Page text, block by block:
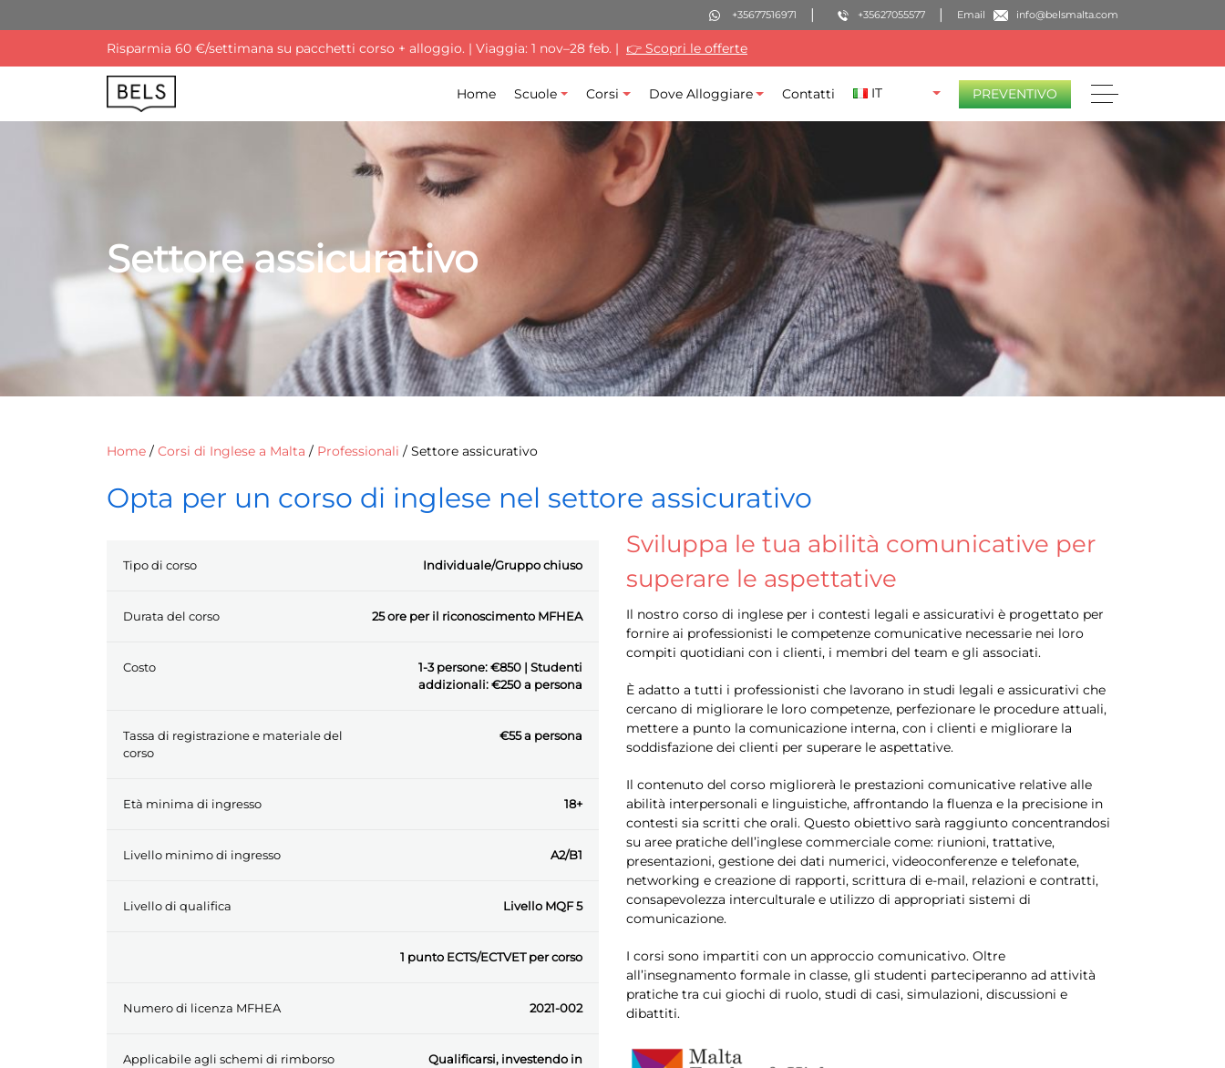
+35677516971 +35627055577 Email info@belsmalta.com
Risparmia 60 €/settimana su pacchetti corso + alloggio. | Viaggia: 1 nov–28 feb. | 👉 Scopri le offerte
Home Scuole Corsi Dove Alloggiare Contatti IT PREVENTIVO
Settore assicurativo
Home / Corsi di Inglese a Malta / Professionali / Settore assicurativo
Opta per un corso di inglese nel settore assicurativo
Tipo di corso Individuale/Gruppo chiuso
Durata del corso 25 ore per il riconoscimento MFHEA
Costo
1-3 persone: €850 | Studenti
addizionali: €250 a persona
Tassa di registrazione e materiale del
corso
€55 a persona
Età minima di ingresso 18+
Livello minimo di ingresso A2/B1
Livello di qualifica Livello MQF 5
1 punto ECTS/ECTVET per corso
Numero di licenza MFHEA 2021-002
Applicabile agli schemi di rimborso
Qualificarsi, investendo in
Sviluppa le tua abilità comunicative per
superare le aspettative
Il nostro corso di inglese per i contesti legali e assicurativi è progettato per
fornire ai professionisti le competenze comunicative necessarie nei loro
compiti quotidiani con i clienti, i membri del team e gli associati.
È adatto a tutti i professionisti che lavorano in studi legali e assicurativi che
cercano di migliorare le loro competenze, perfezionare le procedure attuali,
mettere a punto la comunicazione interna, con i clienti e migliorare la
soddisfazione dei clienti per superare le aspettative.
Il contenuto del corso migliorerà le prestazioni comunicative relative alle
abilità interpersonali e linguistiche, affrontando la fluenza e la precisione in
contesti sia scritti che orali. Questo obiettivo sarà raggiunto concentrandosi
su aree pratiche dell’inglese commerciale come: riunioni, trattative,
presentazioni, gestione dei dati numerici, videoconferenze e telefonate,
networking e creazione di rapporti, scrittura di e-mail, relazioni e contratti,
consapevolezza interculturale e utilizzo di appropriati sistemi di
comunicazione.
I corsi sono impartiti con un approccio comunicativo. Oltre
all’insegnamento formale in classe, gli studenti parteciperanno ad attività
pratiche tra cui giochi di ruolo, studi di casi, simulazioni, discussioni e
dibattiti.